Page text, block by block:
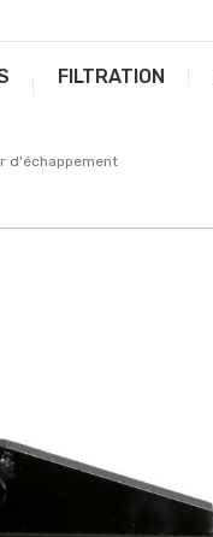
FILTRATION
d'échappement